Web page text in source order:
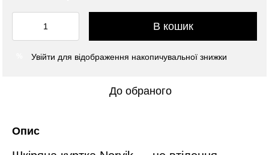
В кошик
Увійти для відображення накопичувальної знижки
До обраного
Опис